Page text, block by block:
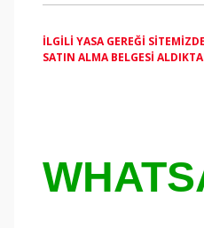
İLGİLİ YASA GEREĞİ
SATIN ALMA BELGESİ